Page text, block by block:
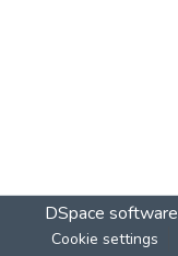
DSpace software
Cookie settings